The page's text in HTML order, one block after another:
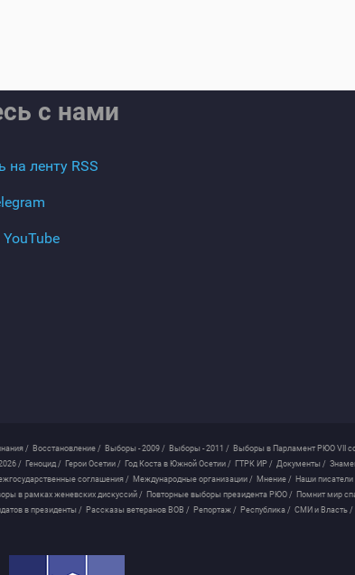
с нами
на ленту RSS
/ Восстановление / Выборы - 2009 / Выборы - 2011 / Выборы в Парламент РЮО VII
/ Геноцид / Герои Осетии / Год Коста в Южной Осетии / ГТРК ИР / Документы /
соглашения / Международные организации / Мнение / Наши
в рамках женевских дискуссий / Повторные выборы президента РЮО / Помнит мир
в президенты / Рассказы ветеранов ВОВ / Репортаж / Республика / СМИ и Власть /